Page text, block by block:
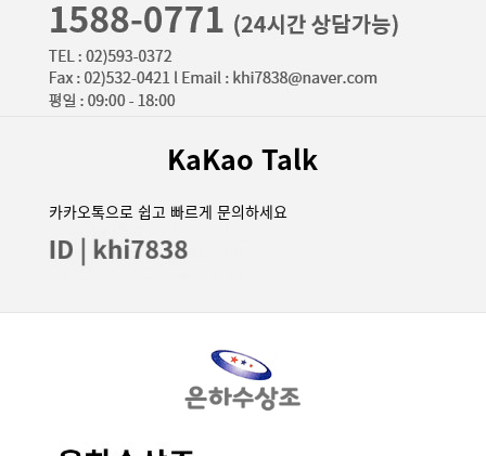
KaKao Talk
카카오톡으로 쉽고 빠르게 문의하세요